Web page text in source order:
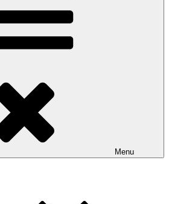
Menu